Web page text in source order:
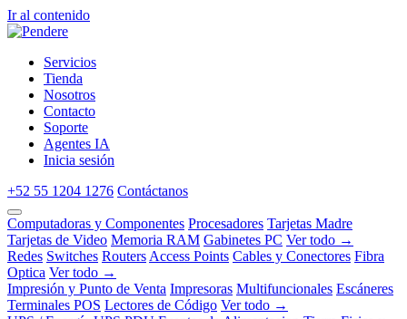
Ir al contenido
Servicios
Tienda
Nosotros
Contacto
Soporte
Agentes IA
Inicia sesión
+52 55 1204 1276 Contáctanos
Computadoras y Componentes Procesadores Tarjetas Madre
Tarjetas de Video Memoria RAM Gabinetes PC Ver todo →
Redes Switches Routers Access Points Cables y Conectores Fibra
Optica Ver todo →
Impresión y Punto de Venta Impresoras Multifuncionales Escáneres
Terminales POS Lectores de Código Ver todo →